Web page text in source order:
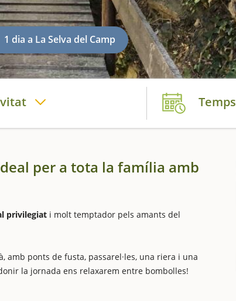
1 dia a La Selva del Camp
Temps
per a tota la família amb
privilegiat i molt temptador pels amants del
amb ponts de fusta, passarel·les, una riera i una
la jornada ens relaxarem entre bombolles!